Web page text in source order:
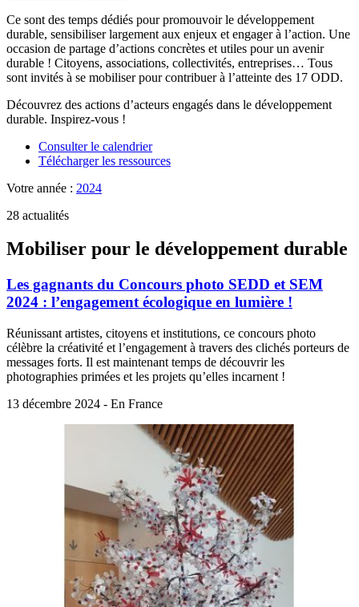
Ce sont des temps dédiés pour promouvoir le développement
durable, sensibiliser largement aux enjeux et engager à l’action. Une
occasion de partage d’actions concrètes et utiles pour un avenir
durable ! Citoyens, associations, collectivités, entreprises… Tous
sont invités à se mobiliser pour contribuer à l’atteinte des 17 ODD.
Découvrez des actions d’acteurs engagés dans le développement
durable. Inspirez-vous !
Consulter le calendrier
Télécharger les ressources
Votre année : 2024
28 actualités
Mobiliser pour le développement durable
Les gagnants du Concours photo SEDD et SEM
2024 : l’engagement écologique en lumière !
Réunissant artistes, citoyens et institutions, ce concours photo
célèbre la créativité et l’engagement à travers des clichés porteurs de
messages forts. Il est maintenant temps de découvrir les
photographies primées et les projets qu’elles incarnent !
13 décembre 2024 - En France